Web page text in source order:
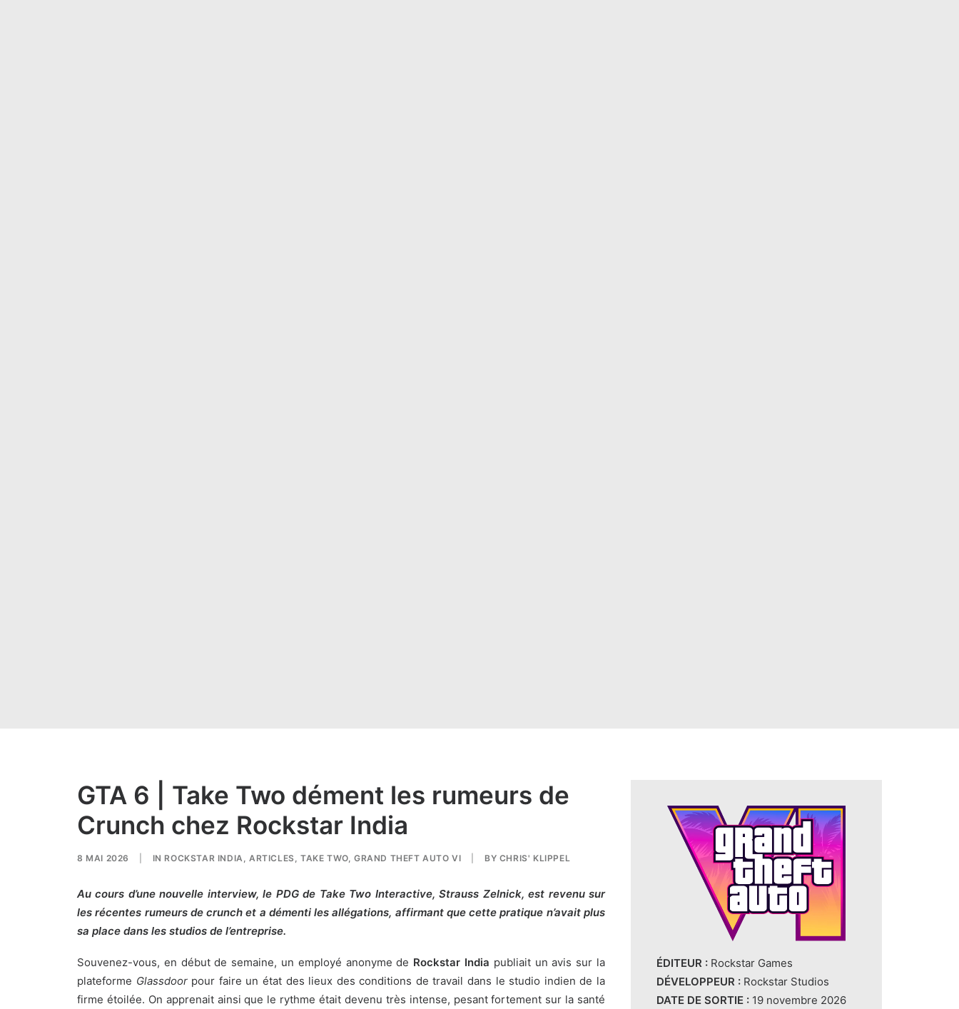
GTA 6 | Take Two dément les rumeurs de
Crunch chez Rockstar India
8 MAI 2026 IN ROCKSTAR INDIA,ARTICLES,TAKE TWO,GRAND THEFT AUTO VI BY CHRIS' KLIPPEL
Au cours d’une nouvelle interview, le PDG de Take Two Interactive, Strauss Zelnick, est revenu sur
les récentes rumeurs de crunch et a démenti les allégations, affirmant que cette pratique n’avait plus
sa place dans les studios de l’entreprise.
Souvenez-vous, en début de semaine, un employé anonyme de Rockstar India publiait un avis sur la
plateforme Glassdoorpour faire un état des lieux des conditions de travail dans le studio indien de la
firme étoilée. On apprenait ainsi que le rythme était devenu très intense, pesant fortement sur la santé
ÉDITEUR : Rockstar Games
DÉVELOPPEUR : Rockstar Studios
DATE DE SORTIE : 19 novembre 2026